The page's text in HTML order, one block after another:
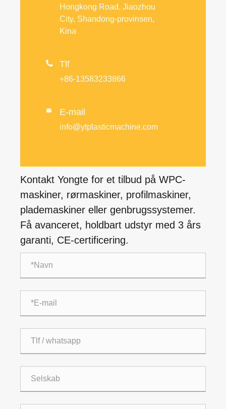
Hongkong Road, Jiaozhou
City, Shandong-provinsen,
Kina
 Tlf
+86-13583233866
 E-mail
info@ytplasticmachine.com
Kontakt Yongte for et tilbud på WPC-
maskiner, rørmaskiner, profilmaskiner,
plademaskiner eller genbrugssystemer.
Få avanceret, holdbart udstyr med 3 års
garanti, CE-certificering.